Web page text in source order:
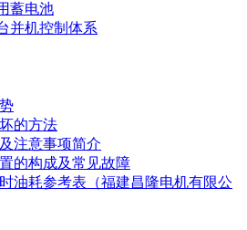
蓄电池
并机控制体系
的方法
注意事项简介
的构成及常见故障
油耗参考表（福建昌隆电机有限公